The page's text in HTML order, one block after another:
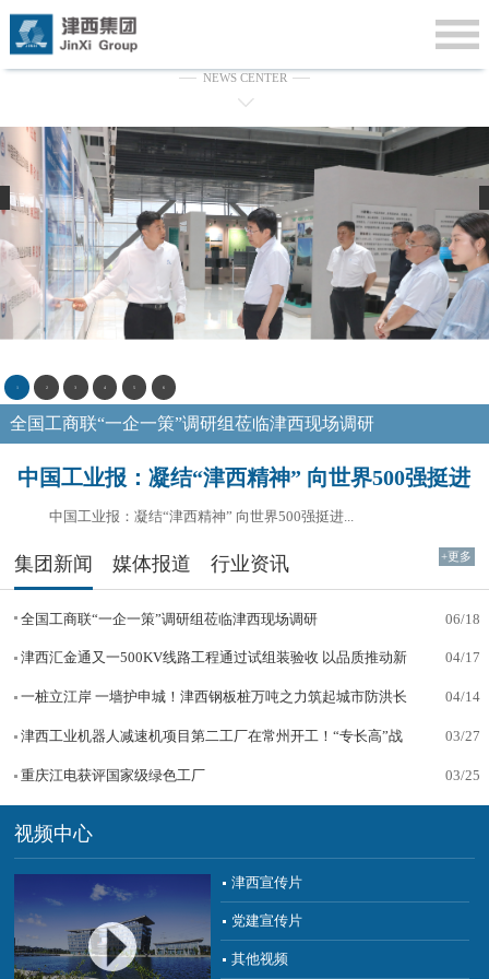
NEWS CENTER
全国工商联“一企一策”调研组莅临津西现场调研
1 2 3 4 5 6
中国工业报：凝结“津西精神” 向世界500强挺进
中国工业报：凝结“津西精神” 向世界500强挺进...
集团新闻 媒体报道 行业资讯 +更多
全国工商联“一企一策”调研组莅临津西现场调研 06/18
津西汇金通又一500KV线路工程通过试组装验收 以品质推动新
能源高质量
04/17
一桩立江岸 一墙护申城！津西钢板桩万吨之力筑起城市防洪长
城
04/14
津西工业机器人减速机项目第二工厂在常州开工！“专长高”战
略再启新局
03/27
重庆江电获评国家级绿色工厂 03/25
视频中心
津西宣传片
党建宣传片
其他视频